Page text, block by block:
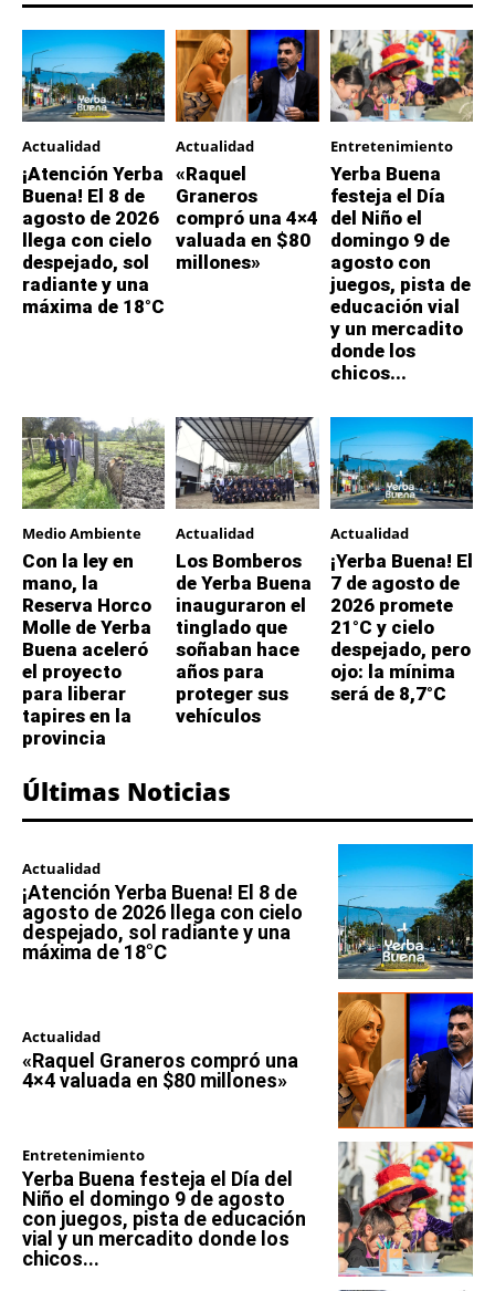
Actualidad
¡Atención Yerba
Buena! El 8 de
agosto de 2026
llega con cielo
despejado, sol
radiante y una
máxima de 18°C
Actualidad
«Raquel
Graneros
compró una 4×4
valuada en $80
millones»
Entretenimiento
Yerba Buena
festeja el Día
del Niño el
domingo 9 de
agosto con
juegos, pista de
educación vial
y un mercadito
donde los
chicos...
Medio Ambiente
Con la ley en
mano, la
Reserva Horco
Molle de Yerba
Buena aceleró
el proyecto
para liberar
tapires en la
provincia
Actualidad
Los Bomberos
de Yerba Buena
inauguraron el
tinglado que
soñaban hace
años para
proteger sus
vehículos
Actualidad
¡Yerba Buena! El
7 de agosto de
2026 promete
21°C y cielo
despejado, pero
ojo: la mínima
será de 8,7°C
Últimas Noticias
Actualidad
¡Atención Yerba Buena! El 8 de
agosto de 2026 llega con cielo
despejado, sol radiante y una
máxima de 18°C
Actualidad
«Raquel Graneros compró una
4×4 valuada en $80 millones»
Entretenimiento
Yerba Buena festeja el Día del
Niño el domingo 9 de agosto
con juegos, pista de educación
vial y un mercadito donde los
chicos...